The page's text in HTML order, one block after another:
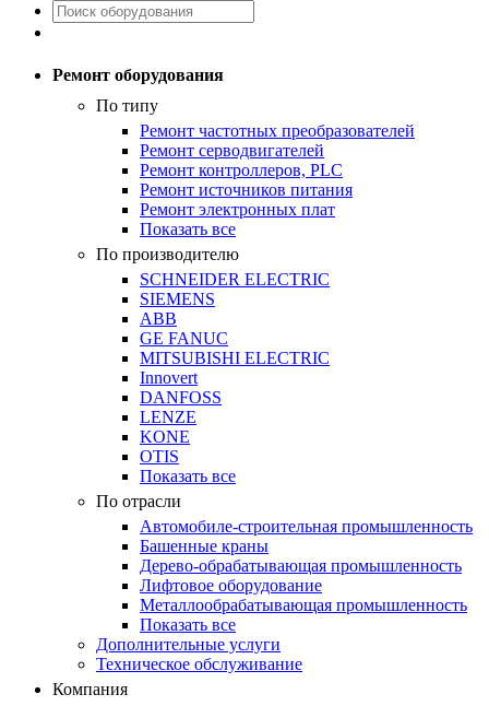
Ремонт оборудования
По типу
Ремонт частотных преобразователей
Ремонт серводвигателей
Ремонт контроллеров, PLC
Ремонт источников питания
Ремонт электронных плат
Показать все
По производителю
SCHNEIDER ELECTRIC
SIEMENS
ABB
GE FANUC
MITSUBISHI ELECTRIC
Innovert
DANFOSS
LENZE
KONE
OTIS
Показать все
По отрасли
Автомобиле-строительная промышленность
Башенные краны
Дерево-обрабатывающая промышленность
Лифтовое оборудование
Металлообрабатывающая промышленность
Показать все
Дополнительные услуги
Техническое обслуживание
Компания